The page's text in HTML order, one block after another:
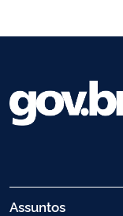
Assuntos